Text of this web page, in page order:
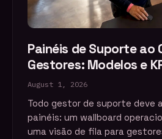
Painéis de Suporte ao
Gestores: Modelos e
August 1, 2026
Todo gestor de suporte deve
painéis: um wallboard
uma visão de fila para